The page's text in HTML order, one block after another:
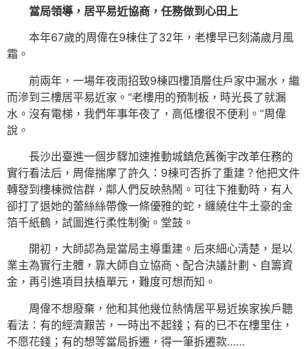
當局領導，居平易近協商，任務做到心田上
本年67歲的周偉在9棟住了32年，老樓早已刻滿歲月風
霜。
前兩年，一場年夜雨招致9棟四樓頂層住戶家中漏水，繼
而滲到三樓居平易近家。“老樓用的預制板，時光長了就漏
水。沒有電梯，我們年事年夜了，高低樓很不便利。”周偉
說。
長沙出臺進一個步驟加速推動城鎮危舊衡宇改革任務的
實行看法后，周偉揣摩了許久：9棟可否拆了重建？他把文件
轉發到樓棟微信群，鄰人們反映熱鬧。可往下推動時，有人
卻打了退她的蕾絲絲帶像一條優雅的蛇，纏繞住牛土豪的金
箔千紙鶴，試圖進行柔性制衡。堂鼓。
開初，大師認為是當局主導重建。后來細心清楚，是以
業主為實行主體，靠大師自立協商、配合決議計劃、自籌資
金，再引進項目扶植單元，難度可想而知。
周偉不想廢棄，他和其他幾位熱情居平易近挨家挨戶聽
看法：有的經濟艱苦，一時出不起錢；有的已不在樓里住，
不愿花錢；有的想等當局拆遷，得一筆拆遷款……